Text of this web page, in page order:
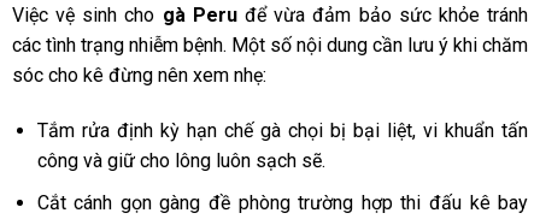
Việc vệ sinh cho gà Peruđể vừa đảm bảo sức khỏe tránh
các tình trạng nhiễm bệnh. Một số nội dung cần lưu ý khi chăm
sóc cho kê đừng nên xem nhẹ:
Tắm rửa định kỳ hạn chế gà chọi bị bại liệt, vi khuẩn tấn
công và giữ cho lông luôn sạch sẽ.
Cắt cánh gọn gàng đề phòng trường hợp thi đấu kê bay